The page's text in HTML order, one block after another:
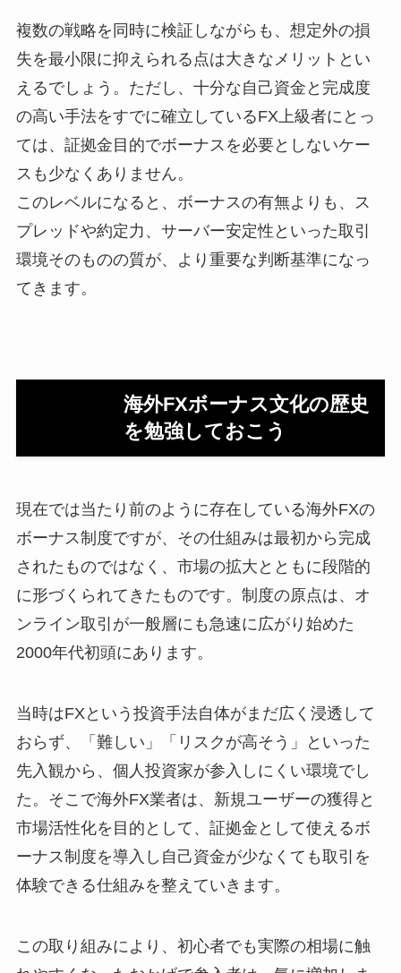
複数の戦略を同時に検証しながらも、想定外の損
失を最小限に抑えられる点は大きなメリットとい
えるでしょう。ただし、十分な自己資金と完成度
の高い手法をすでに確立しているFX上級者にとっ
ては、証拠金目的でボーナスを必要としないケー
スも少なくありません。
このレベルになると、ボーナスの有無よりも、ス
プレッドや約定力、サーバー安定性といった取引
環境そのものの質が、より重要な判断基準になっ
てきます。
海外FXボーナス文化の歴史
を勉強しておこう
現在では当たり前のように存在している海外FXの
ボーナス制度ですが、その仕組みは最初から完成
されたものではなく、市場の拡大とともに段階的
に形づくられてきたものです。制度の原点は、オ
ンライン取引が一般層にも急速に広がり始めた
2000年代初頭にあります。
当時はFXという投資手法自体がまだ広く浸透して
おらず、「難しい」「リスクが高そう」といった
先入観から、個人投資家が参入しにくい環境でし
た。そこで海外FX業者は、新規ユーザーの獲得と
市場活性化を目的として、証拠金として使えるボ
ーナス制度を導入し自己資金が少なくても取引を
体験できる仕組みを整えていきます。
この取り組みにより、初心者でも実際の相場に触